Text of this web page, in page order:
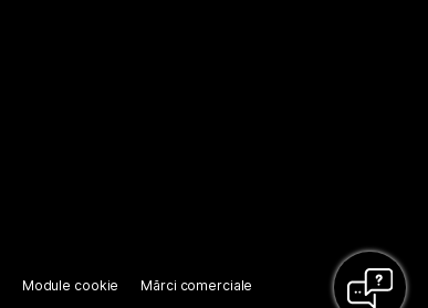
Module cookie Mărci comerciale